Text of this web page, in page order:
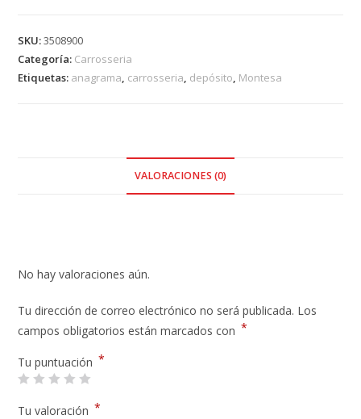
cantidad
SKU:3508900
Categoría: Carrosseria
Etiquetas: anagrama, carrosseria, depósito, Montesa
VALORACIONES (0)
No hay valoraciones aún.
Tu dirección de correo electrónico no será publicada. Los
campos obligatorios están marcados con *
Tu puntuación *
Tu valoración *